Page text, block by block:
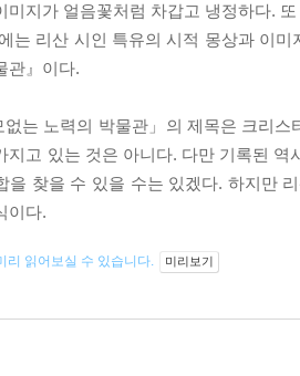
미지가 얼음꽃처럼 차갑고 냉정하다.
는 리산 시인 특유의 시적 몽상과 이
관』이다.
없는 노력의 박물관」의 제목은 크리
지고 있는 것은 아니다. 다만 기록된 역
을 찾을 수 있을 수는 있겠다. 하지만
이다.
리 읽어보실 수 있습니다. 미리보기